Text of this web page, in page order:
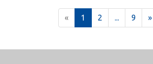
« 1
c
2 ... 9 »